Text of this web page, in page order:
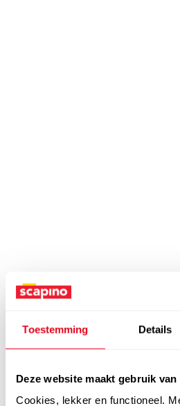
Toestemming Details
Deze website maakt gebruik van
Cookies, lekker en functioneel.